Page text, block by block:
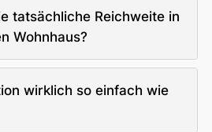
tatsächliche Reichweite in
Wohnhaus?
wirklich so einfach wie